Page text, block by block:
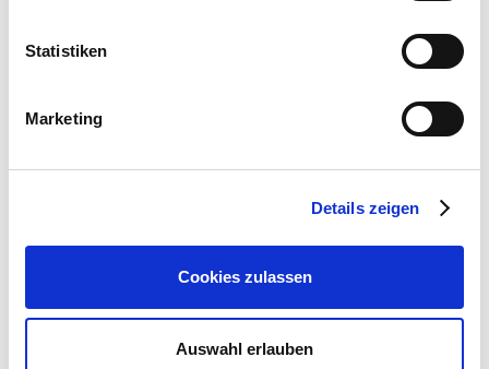
Statistiken
Marketing
Details zeigen
Cookies zulassen
Auswahl erlauben
Auman pellonpuoleinen sivu on usein epätasainen, jolloin
esim. perälevyllä auman lähiympäristöstä parantaa
kuormaajan työjälkeä huomattavasti. Päinvastainen tilanne
auman pohjalle jää kerros kuormaamatonta juurikasta.
Maan jäätyminen on siis syytä ennaltaehkäistä koko
kuormausleveydeltä ja paras eriste on riittävän leveä ja
etäisyys auman keskeltä kuorma-auton lavan keskelle on